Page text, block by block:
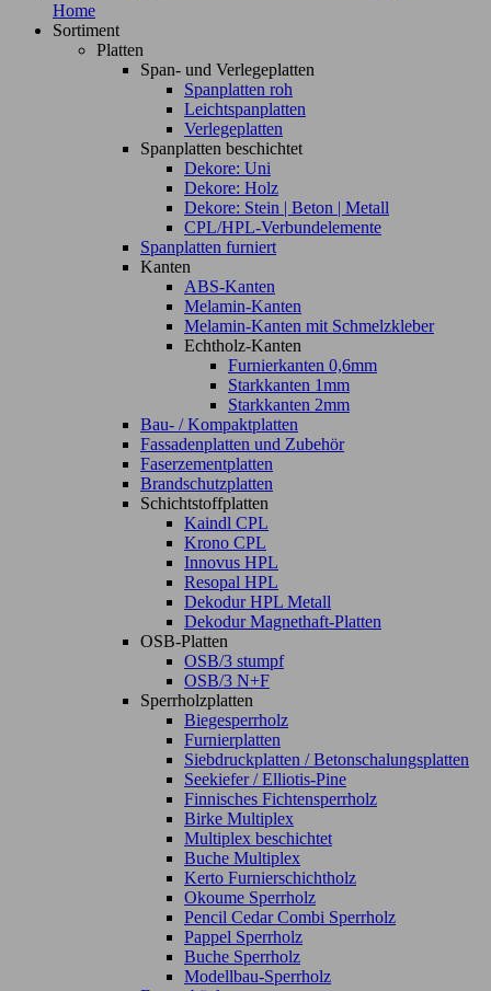
Home
Sortiment
Platten
Span- und Verlegeplatten
Spanplatten roh
Leichtspanplatten
Verlegeplatten
Spanplatten beschichtet
Dekore: Uni
Dekore: Holz
Dekore: Stein | Beton | Metall
CPL/HPL-Verbundelemente
Spanplatten furniert
Kanten
ABS-Kanten
Melamin-Kanten
Melamin-Kanten mit Schmelzkleber
Echtholz-Kanten
Furnierkanten 0,6mm
Starkkanten 1mm
Starkkanten 2mm
Bau- / Kompaktplatten
Fassadenplatten und Zubehör
Faserzementplatten
Brandschutzplatten
Schichtstoffplatten
Kaindl CPL
Krono CPL
Innovus HPL
Resopal HPL
Dekodur HPL Metall
Dekodur Magnethaft-Platten
OSB-Platten
OSB/3 stumpf
OSB/3 N+F
Sperrholzplatten
Biegesperrholz
Furnierplatten
Siebdruckplatten / Betonschalungsplatten
Seekiefer / Elliotis-Pine
Finnisches Fichtensperrholz
Birke Multiplex
Multiplex beschichtet
Buche Multiplex
Kerto Furnierschichtholz
Okoume Sperrholz
Pencil Cedar Combi Sperrholz
Pappel Sperrholz
Buche Sperrholz
Modellbau-Sperrholz